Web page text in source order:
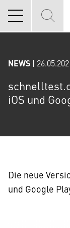
NEWS |
iOS und
Die neue
und Google